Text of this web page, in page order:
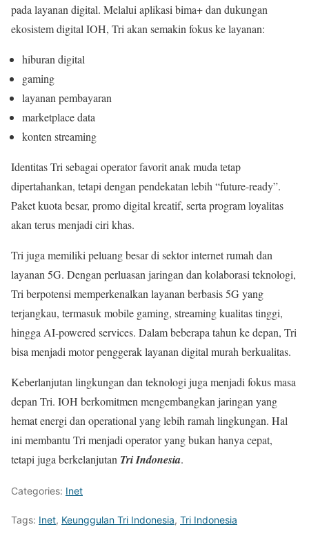
pada layanan digital. Melalui aplikasi bima+ dan dukungan
ekosistem digital IOH, Tri akan semakin fokus ke layanan:
hiburan digital
gaming
layanan pembayaran
marketplace data
konten streaming
Identitas Tri sebagai operator favorit anak muda tetap
dipertahankan, tetapi dengan pendekatan lebih “future-ready”.
Paket kuota besar, promo digital kreatif, serta program loyalitas
akan terus menjadi ciri khas.
Tri juga memiliki peluang besar di sektor internet rumah dan
layanan 5G. Dengan perluasan jaringan dan kolaborasi teknologi,
Tri berpotensi memperkenalkan layanan berbasis 5G yang
terjangkau, termasuk mobile gaming, streaming kualitas tinggi,
hingga AI-powered services. Dalam beberapa tahun ke depan, Tri
bisa menjadi motor penggerak layanan digital murah berkualitas.
Keberlanjutan lingkungan dan teknologi juga menjadi fokus masa
depan Tri. IOH berkomitmen mengembangkan jaringan yang
hemat energi dan operational yang lebih ramah lingkungan. Hal
ini membantu Tri menjadi operator yang bukan hanya cepat,
tetapi juga berkelanjutan Tri Indonesia.
Categories: Inet
Tags: Inet, Keunggulan Tri Indonesia, Tri Indonesia